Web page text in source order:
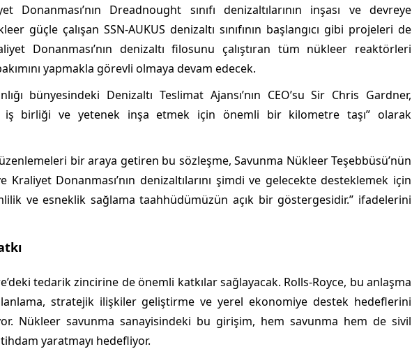
Donanması’nın Dreadnought sınıfı denizaltılarının inşası ve devreye
güçle çalışan SSN-AUKUS denizaltı sınıfının başlangıcı gibi projeleri de
Donanması’nın denizaltı filosunu çalıştıran tüm nükleer reaktörleri
yapmakla görevli olmaya devam edecek.
bünyesindeki Denizaltı Teslimat Ajansı’nın CEO’su Sir Chris Gardner,
iş birliği ve yetenek inşa etmek için önemli bir kilometre taşı” olarak
bir araya getiren bu sözleşme, Savunma Nükleer Teşebbüsü’nün
Kraliyet Donanması’nın denizaltılarını şimdi ve gelecekte desteklemek için
ve esneklik sağlama taahhüdümüzün açık bir göstergesidir.” ifadelerini
tedarik zincirine de önemli katkılar sağlayacak. Rolls-Royce, bu anlaşma
stratejik ilişkiler geliştirme ve yerel ekonomiye destek hedeflerini
Nükleer savunma sanayisindeki bu girişim, hem savunma hem de sivil
yaratmayı hedefliyor.